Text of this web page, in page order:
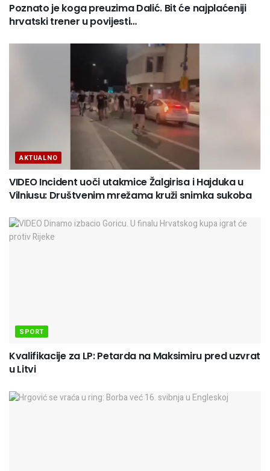
Poznato je koga preuzima Dalić. Bit će najplaćeniji
hrvatski trener u povijesti…
AKTUALNO
VIDEO Incident uoči utakmice Žalgirisa i Hajduka u
Vilniusu: Društvenim mrežama kruži snimka sukoba
SPORT
Kvalifikacije za LP: Petarda na Maksimiru pred uzvrat
u Litvi